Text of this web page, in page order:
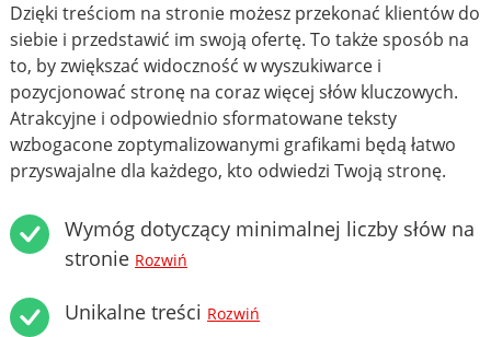
Dzięki treściom na stronie możesz przekonać klientów do
siebie i przedstawić im swoją ofertę. To także sposób na
to, by zwiększać widoczność w wyszukiwarce i
pozycjonować stronę na coraz więcej słów kluczowych.
Atrakcyjne i odpowiednio sformatowane teksty
wzbogacone zoptymalizowanymi grafikami będą łatwo
przyswajalne dla każdego, kto odwiedzi Twoją stronę.
Wymóg dotyczący minimalnej liczby słów na
stronie Rozwiń
Unikalne treści Rozwiń